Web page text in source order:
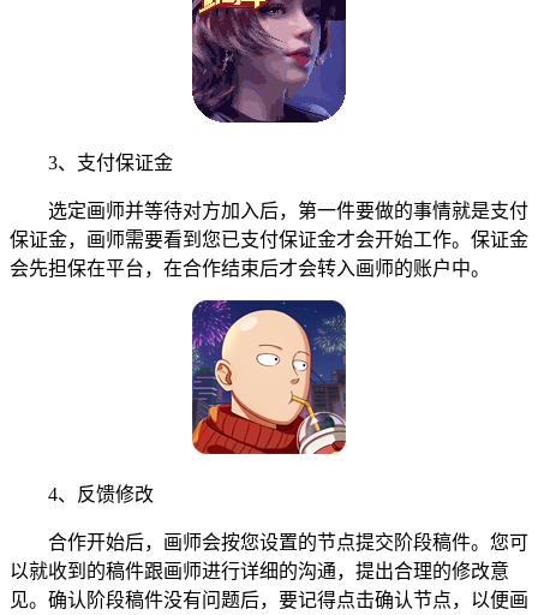
3、支付保证金
选定画师并等待对方加入后，第一件要做的事情就是支付
保证金，画师需要看到您已支付保证金才会开始工作。保证金
会先担保在平台，在合作结束后才会转入画师的账户中。
4、反馈修改
合作开始后，画师会按您设置的节点提交阶段稿件。您可
以就收到的稿件跟画师进行详细的沟通，提出合理的修改意
见。确认阶段稿件没有问题后，要记得点击确认节点，以便画